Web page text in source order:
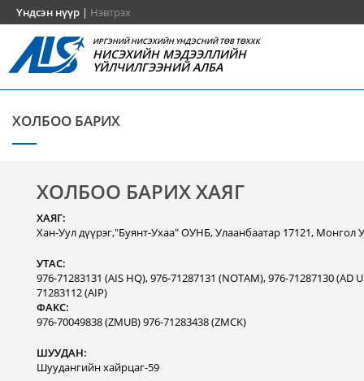
Үндсэн нүүр | Нэвтрэх
ИРГЭНИЙ НИСЭХИЙН ҮНДЭСНИЙ ТӨВ ТӨХХК
НИСЭХИЙН МЭДЭЭЛЛИЙН
ҮЙЛЧИЛГЭЭНИЙ АЛБА
ХОЛБОО БАРИХ
ХОЛБОО БАРИХ ХАЯГ
ХАЯГ:
Хан-Уул дүүрэг,"Буянт-Ухаа" ОУНБ, Улаанбаатар 17121, Монгол
УТАС:
976-71283131 (AIS HQ), 976-71287131 (NOTAM), 976-71287130 (AD
71283112 (AIP)
ФАКС:
976-70049838 (ZMUB) 976-71283438 (ZMCK)
ШУУДАН:
Шуудангийн хайрцаг-59